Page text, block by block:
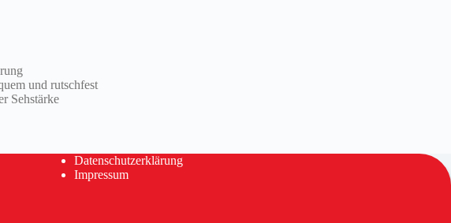
und rutschfest
Sehstärke
Datenschutzerklärung
Impressum